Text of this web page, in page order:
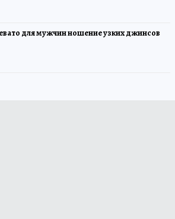
для мужчин ношение узких джинсов